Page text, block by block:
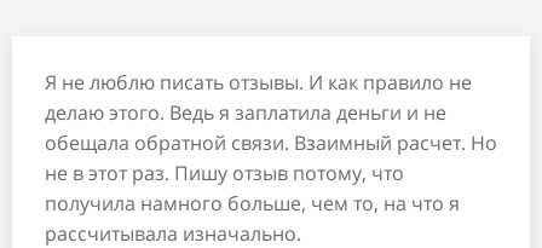
Я не люблю писать отзывы. И как правило не
делаю этого. Ведь я заплатила деньги и не
обещала обратной связи. Взаимный расчет. Но
не в этот раз. Пишу отзыв потому, что
получила намного больше, чем то, на что я
рассчитывала изначально.